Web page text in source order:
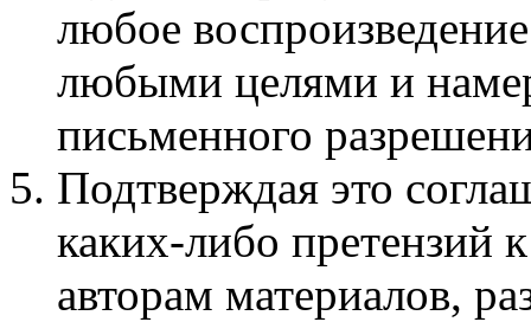
любое
любыми целями и
письменного
Подтверждая это
каких-либо претензий
авторам материалов,